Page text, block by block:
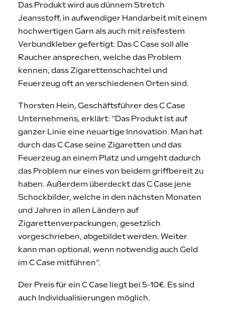
Das Produkt wird aus dünnem Stretch
Jeansstoff, in aufwendiger Handarbeit mit einem
hochwertigen Garn als auch mit reisfestem
Verbundkleber gefertigt. Das C Case soll alle
Raucher ansprechen, welche das Problem
kennen, dass Zigarettenschachtel und
Feuerzeug oft an verschiedenen Orten sind.
Thorsten Hein, Geschäftsführer des C Case
Unternehmens, erklärt: “Das Produkt ist auf
ganzer Linie eine neuartige Innovation. Man hat
durch das C Case seine Zigaretten und das
Feuerzeug an einem Platz und umgeht dadurch
das Problem nur eines von beidem griffbereit zu
haben. Außerdem überdeckt das C Case jene
Schockbilder, welche in den nächsten Monaten
und Jahren in allen Ländern auf
Zigarettenverpackungen, gesetzlich
vorgeschrieben, abgebildet werden. Weiter
kann man optional, wenn notwendig auch Geld
im C Case mitführen“.
Der Preis für ein C Case liegt bei 5-10€. Es sind
auch Individualisierungen möglich.